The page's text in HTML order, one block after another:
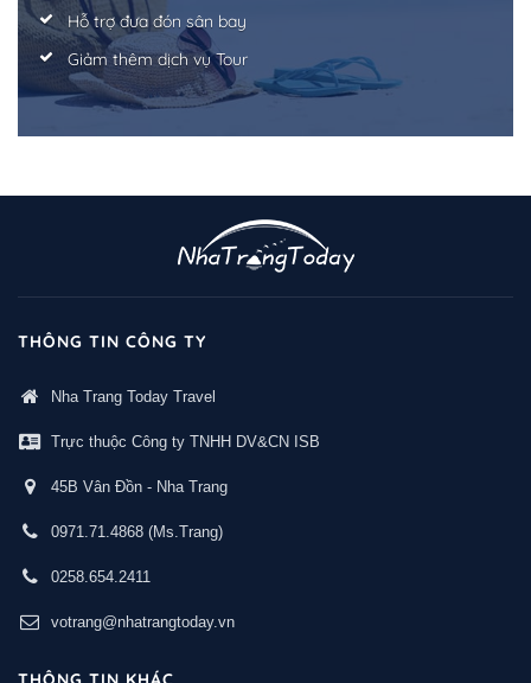
Hỗ trợ đưa đón sân bay
Giảm thêm dịch vụ Tour
THÔNG TIN CÔNG TY
Nha Trang Today Travel
Trực thuộc Công ty TNHH DV&CN ISB
45B Vân Đồn - Nha Trang
0971.71.4868 (Ms.Trang)
0258.654.2411
votrang@nhatrangtoday.vn